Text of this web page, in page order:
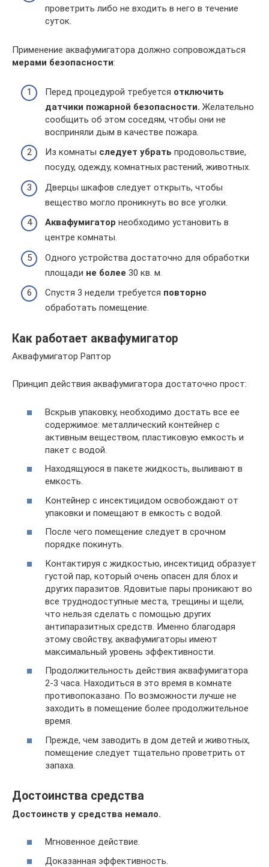
проветрить либо не входить в него в течение
суток.
Применение аквафумигатора должно сопровождаться
мерами безопасности:
Перед процедурой требуется отключить
датчики пожарной безопасности. Желательно
сообщить об этом соседям, чтобы они не
восприняли дым в качестве пожара.
Из комнаты следует убрать продовольствие,
посуду, одежду, комнатных растений, животных.
Дверцы шкафов следует открыть, чтобы
вещество могло проникнуть во все уголки.
Аквафумигатор необходимо установить в
центре комнаты.
Одного устройства достаточно для обработки
площади не более 30 кв. м.
Спустя 3 недели требуется повторно
обработать помещение.
Как работает аквафумигатор
Аквафумигатор Раптор
Принцип действия аквафумигатора достаточно прост:
Вскрыв упаковку, необходимо достать все ее
содержимое: металлический контейнер с
активным веществом, пластиковую емкость и
пакет с водой.
Находящуюся в пакете жидкость, выливают в
емкость.
Контейнер с инсектицидом освобождают от
упаковки и помещают в емкость с водой.
После чего помещение следует в срочном
порядке покинуть.
Контактируя с жидкостью, инсектицид образует
густой пар, который очень опасен для блох и
других паразитов. Ядовитые пары проникают во
все труднодоступные места, трещины и щели,
что нельзя сделать с помощью других
антипаразитных средств. Именно благодаря
этому свойству, аквафумигаторы имеют
максимальный уровень эффективности.
Продолжительность действия аквафумигатора
2-3 часа. Находиться в это время в комнате
противопоказано. По возможности лучше не
заходить в помещение более продолжительное
время.
Прежде, чем заводить в дом детей и животных,
помещение следует тщательно проветрить от
запаха.
Достоинства средства
Достоинств у средства немало.
Мгновенное действие.
Доказанная эффективность.